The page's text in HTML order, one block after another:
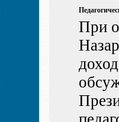
При